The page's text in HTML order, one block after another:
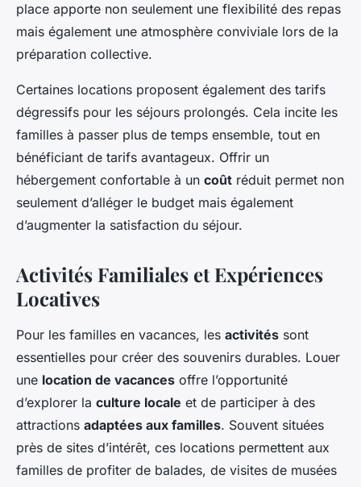
place apporte non seulement une flexibilité des repas
mais également une atmosphère conviviale lors de la
préparation collective.
Certaines locations proposent également des tarifs
dégressifs pour les séjours prolongés. Cela incite les
familles à passer plus de temps ensemble, tout en
bénéficiant de tarifs avantageux. Offrir un
hébergement confortable à un coût réduit permet non
seulement d’alléger le budget mais également
d’augmenter la satisfaction du séjour.
Activités Familiales et Expériences
Locatives
Pour les familles en vacances, les activités sont
essentielles pour créer des souvenirs durables. Louer
une location de vacances offre l’opportunité
d’explorer la culture locale et de participer à des
attractions adaptées aux familles. Souvent situées
près de sites d’intérêt, ces locations permettent aux
familles de profiter de balades, de visites de musées